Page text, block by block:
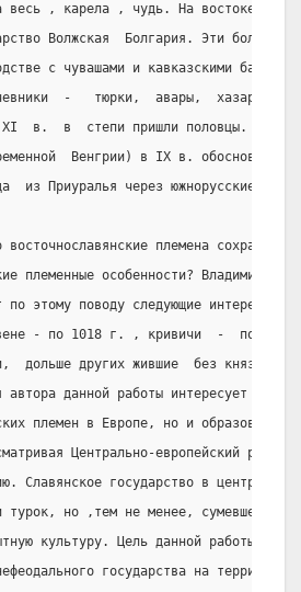
весь , карела , чудь. На востоке,  в
Волжская  Болгария. Эти болгары
с чувашами и кавказскими
-   тюрки,  авары,  хазары.  В
в.  в  степи пришли половцы.  В
Венгрии) в IX в.
из Приуралья через южнорусские
восточнославянские племена сохраняли
племенные особенности? Владимир
по этому поводу следующие
- по 1018 г. , кривичи  -  по
дольше других жившие  без князей ,
автора данной работы интересует не
племен в Европе, но и образования
Центрально-европейский
Славянское государство в центре
турок, но ,тем не менее, сумевшее
культуру. Цель данной работы -
государства на